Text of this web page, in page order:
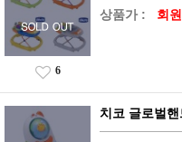
상품가 : 회
6
치코 글로벌